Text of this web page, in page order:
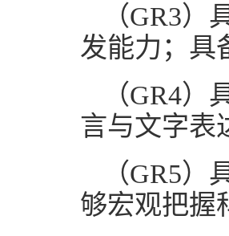
（GR3）
发能力；具
（GR4）
言与文字表
（GR5）
够宏观把握